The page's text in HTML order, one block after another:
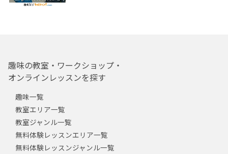
趣味の教室・ワークショップ・
オンラインレッスンを探す
趣味一覧
教室エリア一覧
教室ジャンル一覧
無料体験レッスンエリア一覧
無料体験レッスンジャンル一覧